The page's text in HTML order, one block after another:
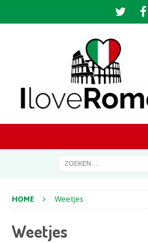
HOME Weetjes
Weetjes